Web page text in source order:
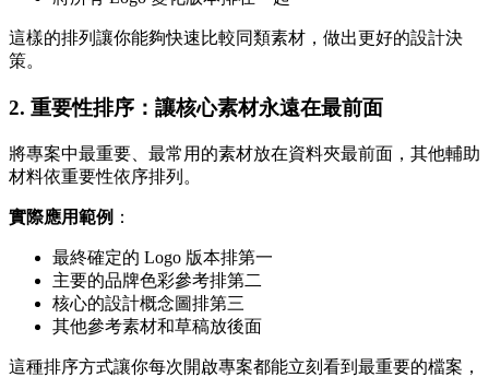
這樣的排列讓你能夠快速比較同類素材，做出更好的設計決
策。
2. 重要性排序：讓核心素材永遠在最前面
將專案中最重要、最常用的素材放在資料夾最前面，其他輔助
材料依重要性依序排列。
實際應用範例 ：
最終確定的 Logo 版本排第一
主要的品牌色彩參考排第二
核心的設計概念圖排第三
其他參考素材和草稿放後面
這種排序方式讓你每次開啟專案都能立刻看到最重要的檔案，